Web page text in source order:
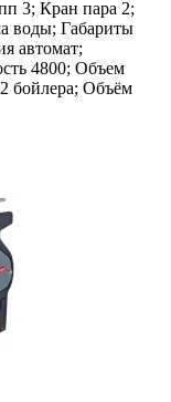
3; Кран пара 2;
воды; Габариты
автомат;
4800; Объем
бойлера; Объём